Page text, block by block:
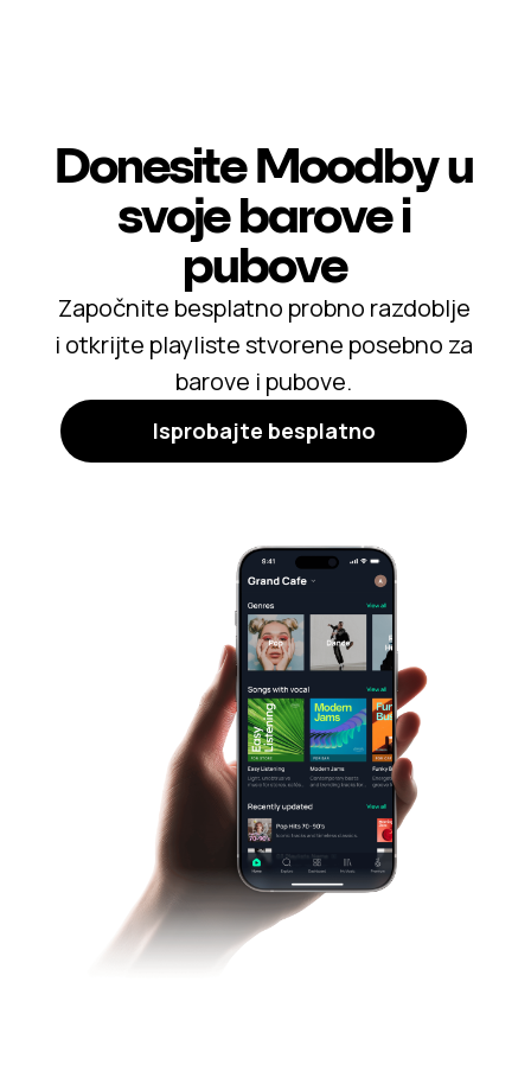
Donesite Moodby u
svoje barove i
pubove
Započnite besplatno probno razdoblje
i otkrijte playliste stvorene posebno za
barove i pubove.
Isprobajte besplatno